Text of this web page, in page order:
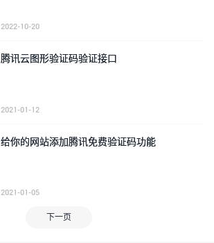
2022-10-20
腾讯云图形验证码验证接口
2021-01-12
给你的网站添加腾讯免费验证码功能
2021-01-05
下一页